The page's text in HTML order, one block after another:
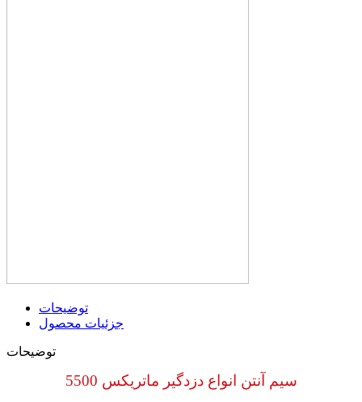
توضیحات
جزئیات محصول
توضیحات
سیم آنتن انواع دزدگیر ماتریکس 5500